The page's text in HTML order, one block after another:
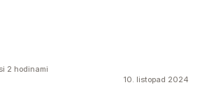
10. listopad 2024
2 hodinami